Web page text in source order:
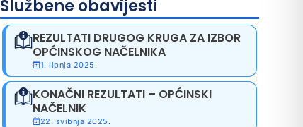
Službene obavijesti
REZULTATI DRUGOG KRUGA ZA IZBOR
OPĆINSKOG NAČELNIKA
1. lipnja 2025.
KONAČNI REZULTATI – OPĆINSKI
NAČELNIK
22. svibnja 2025.